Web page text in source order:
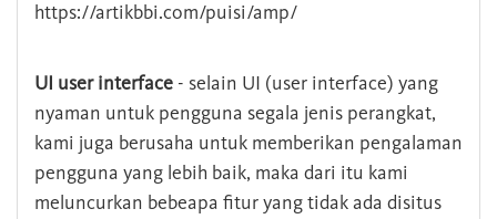
https://artikbbi.com/puisi/amp/
UI user interface - selain UI (user interface) yang
nyaman untuk pengguna segala jenis perangkat,
kami juga berusaha untuk memberikan pengalaman
pengguna yang lebih baik, maka dari itu kami
meluncurkan bebeapa fitur yang tidak ada disitus